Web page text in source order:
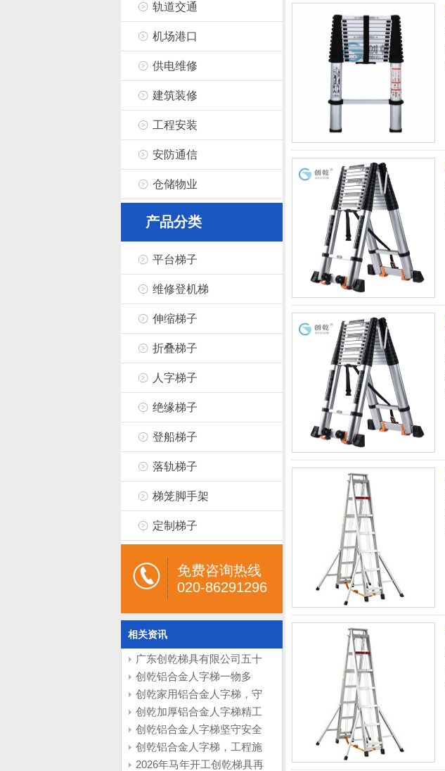
轨道交通
机场港口
供电维修
建筑装修
工程安装
安防通信
仓储物业
产品分类
平台梯子
维修登机梯
伸缩梯子
折叠梯子
人字梯子
绝缘梯子
登船梯子
落轨梯子
梯笼脚手架
定制梯子
免费咨询热线
020-86291296
相关资讯
广东创乾梯具有限公司五十
周年庆典圆满举行：登高致
远，再攀新峰
创乾铝合金人字梯一物多
用，适配全屋的家用好梯
（家用）
创乾家用铝合金人字梯，守
护寻常烟火生活（家用）
创乾加厚铝合金人字梯精工
品质，铸就工程实用之梯
（工程）
创乾铝合金人字梯坚守安全
底线，赋能工程作业
创乾铝合金人字梯，工程施
工的得力利器（工程）
2026年马年开工创乾梯具再